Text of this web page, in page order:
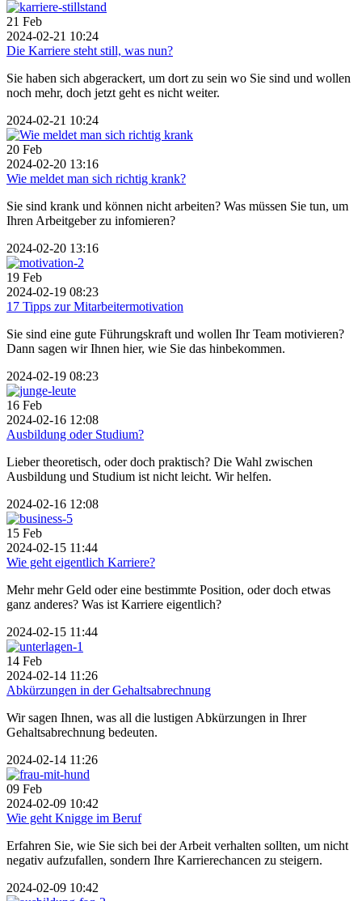
21 Feb
2024-02-21 10:24
Die Karriere steht still, was nun?
Sie haben sich abgerackert, um dort zu sein wo Sie sind und wollen
noch mehr, doch jetzt geht es nicht weiter.
2024-02-21 10:24
20 Feb
2024-02-20 13:16
Wie meldet man sich richtig krank?
Sie sind krank und können nicht arbeiten? Was müssen Sie tun, um
Ihren Arbeitgeber zu infomieren?
2024-02-20 13:16
19 Feb
2024-02-19 08:23
17 Tipps zur Mitarbeitermotivation
Sie sind eine gute Führungskraft und wollen Ihr Team motivieren?
Dann sagen wir Ihnen hier, wie Sie das hinbekommen.
2024-02-19 08:23
16 Feb
2024-02-16 12:08
Ausbildung oder Studium?
Lieber theoretisch, oder doch praktisch? Die Wahl zwischen
Ausbildung und Studium ist nicht leicht. Wir helfen.
2024-02-16 12:08
15 Feb
2024-02-15 11:44
Wie geht eigentlich Karriere?
Mehr mehr Geld oder eine bestimmte Position, oder doch etwas
ganz anderes? Was ist Karriere eigentlich?
2024-02-15 11:44
14 Feb
2024-02-14 11:26
Abkürzungen in der Gehaltsabrechnung
Wir sagen Ihnen, was all die lustigen Abkürzungen in Ihrer
Gehaltsabrechnung bedeuten.
2024-02-14 11:26
09 Feb
2024-02-09 10:42
Wie geht Knigge im Beruf
Erfahren Sie, wie Sie sich bei der Arbeit verhalten sollten, um nicht
negativ aufzufallen, sondern Ihre Karrierechancen zu steigern.
2024-02-09 10:42